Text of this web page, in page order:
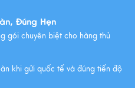
Phượng - giám đốc
Đúng Hẹn
gói chuyên biệt cho hàng thủ
khi gửi quốc tế và đúng tiến độ